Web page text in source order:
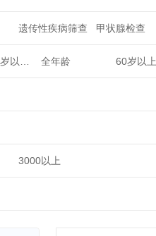
遗传性疾病筛查 甲状腺检查
全年龄 60岁以上
3000以上